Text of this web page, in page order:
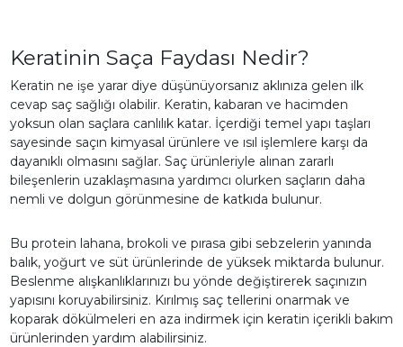
Keratinin Saça Faydası Nedir?
Keratin ne işe yarar diye düşünüyorsanız aklınıza gelen ilk
cevap saç sağlığı olabilir. Keratin, kabaran ve hacimden
yoksun olan saçlara canlılık katar. İçerdiği temel yapı taşları
sayesinde saçın kimyasal ürünlere ve ısıl işlemlere karşı da
dayanıklı olmasını sağlar. Saç ürünleriyle alınan zararlı
bileşenlerin uzaklaşmasına yardımcı olurken saçların daha
nemli ve dolgun görünmesine de katkıda bulunur.
Bu protein lahana, brokoli ve pırasa gibi sebzelerin yanında
balık, yoğurt ve süt ürünlerinde de yüksek miktarda bulunur.
Beslenme alışkanlıklarınızı bu yönde değiştirerek saçınızın
yapısını koruyabilirsiniz. Kırılmış saç tellerini onarmak ve
koparak dökülmeleri en aza indirmek için keratin içerikli bakım
ürünlerinden yardım alabilirsiniz.